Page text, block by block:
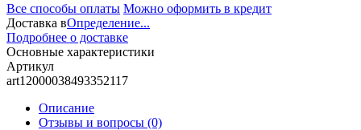
Все способы оплаты Можно оформить в кредит
Доставка вОпределение...
Подробнее о доставке
Основные характеристики
Артикул
art12000038493352117
Описание
Отзывы и вопросы (0)